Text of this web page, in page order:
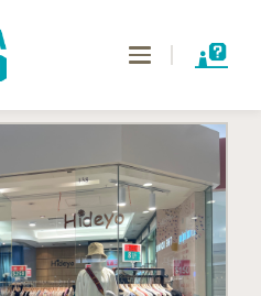
Toggle